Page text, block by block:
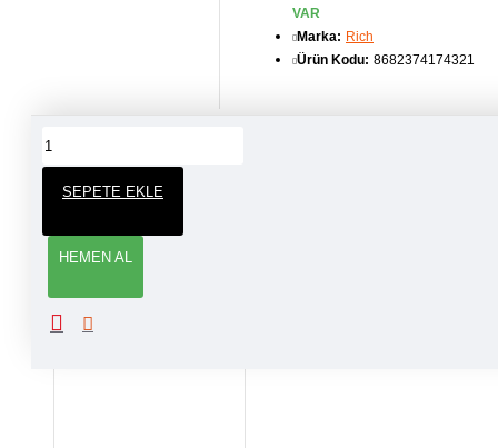
VAR
Marka: Rich
Ürün Kodu: 8682374174321
SEPETE EKLE
HEMEN AL
ÜRÜN YORUMLARI